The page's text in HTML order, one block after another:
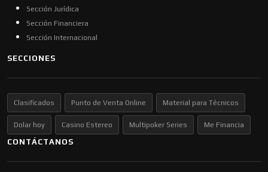
Sección Jurídica
Sección Financiera
Sección Internacional
SECCIONES
Clasificados Punto de Venta Online Material para Técnicos
Dolar hoy Casino Estereo Multipoker Series Me Financia
CONTÁCTANOS